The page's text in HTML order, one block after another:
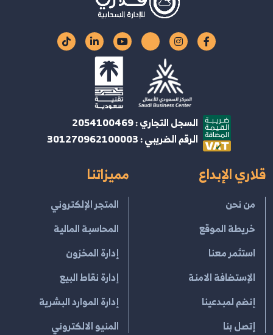
السجل التجاري : 2054100469
الرقم الضريبي : 301270962100003
قلاري الإبداع
من نحن
خريطة الموقع
استثمر معنا
الإستضافة الامنة
إنضم لمبدعينا
إتصل بنا
مميزاتنا
المتجر الإلكتروني
المحاسبة المالية
إدارة المخزون
إدارة نقاط البيع
إدارة الموارد البشرية
المنيو الالكتروني